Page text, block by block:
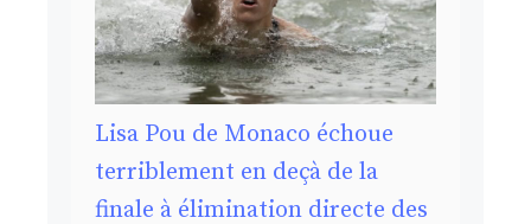
Lisa Pou de Monaco échoue
terriblement en deçà de la
finale à élimination directe des